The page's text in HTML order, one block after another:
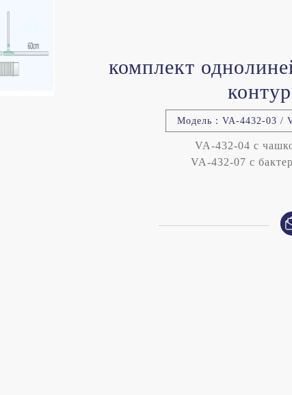
комплект
Модель：VA-4432-03 /
VA-432-04 с
VA-432-07 с